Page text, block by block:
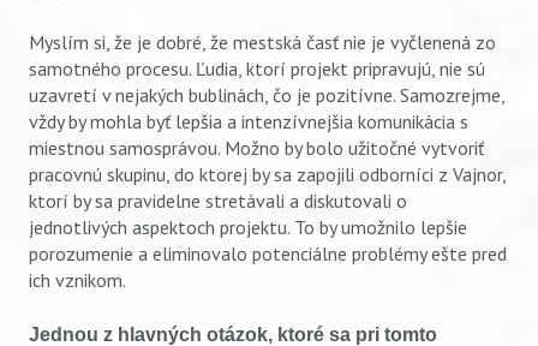
Myslím si, že je dobré, že mestská časť nie je vyčlenená zo
samotného procesu. Ľudia, ktorí projekt pripravujú, nie sú
uzavretí v nejakých bublinách, čo je pozitívne. Samozrejme,
vždy by mohla byť lepšia a intenzívnejšia komunikácia s
miestnou samosprávou. Možno by bolo užitočné vytvoriť
pracovnú skupinu, do ktorej by sa zapojili odborníci z Vajnor,
ktorí by sa pravidelne stretávali a diskutovali o
jednotlivých aspektoch projektu. To by umožnilo lepšie
porozumenie a eliminovalo potenciálne problémy ešte pred
ich vznikom.
Jednou z hlavných otázok, ktoré sa pri tomto